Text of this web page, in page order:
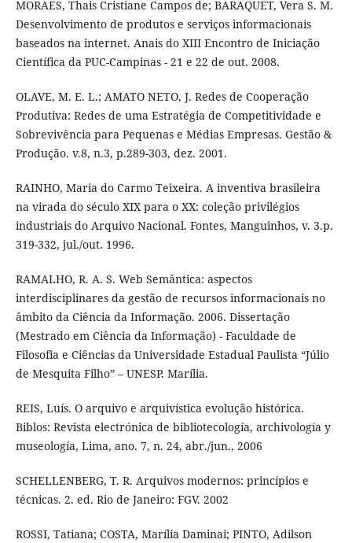
MORAES, Thais Cristiane Campos de; BARAQUET, Vera S. M.
Desenvolvimento de produtos e serviços informacionais
baseados na internet. Anais do XIII Encontro de Iniciação
Científica da PUC-Campinas - 21 e 22 de out. 2008.
OLAVE, M. E. L.; AMATO NETO, J. Redes de Cooperação
Produtiva: Redes de uma Estratégia de Competitividade e
Sobrevivência para Pequenas e Médias Empresas. Gestão &
Produção. v.8, n.3, p.289-303, dez. 2001.
RAINHO, Maria do Carmo Teixeira. A inventiva brasileira
na virada do século XIX para o XX: coleção privilégios
industriais do Arquivo Nacional. Fontes, Manguinhos, v. 3.p.
319-332, jul./out. 1996.
RAMALHO, R. A. S. Web Semântica: aspectos
interdisciplinares da gestão de recursos informacionais no
âmbito da Ciência da Informação. 2006. Dissertação
(Mestrado em Ciência da Informação) - Faculdade de
Filosofia e Ciências da Universidade Estadual Paulista “Júlio
de Mesquita Filho” – UNESP. Marília.
REIS, Luís. O arquivo e arquivística evolução histórica.
Biblos: Revista electrónica de bibliotecología, archivología y
museología, Lima, ano. 7, n. 24, abr./jun., 2006
SCHELLENBERG, T. R. Arquivos modernos: princípios e
técnicas. 2. ed. Rio de Janeiro: FGV. 2002
ROSSI, Tatiana; COSTA, Marília Daminai; PINTO, Adilson